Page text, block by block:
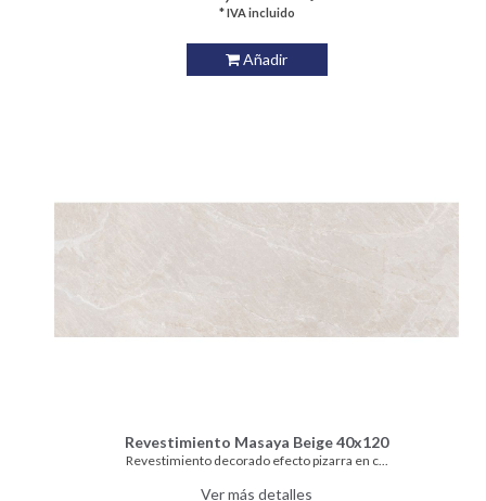
* IVA incluido
Añadir
Revestimiento Masaya Beige 40x120
Revestimiento decorado efecto pizarra en c...
Ver más detalles